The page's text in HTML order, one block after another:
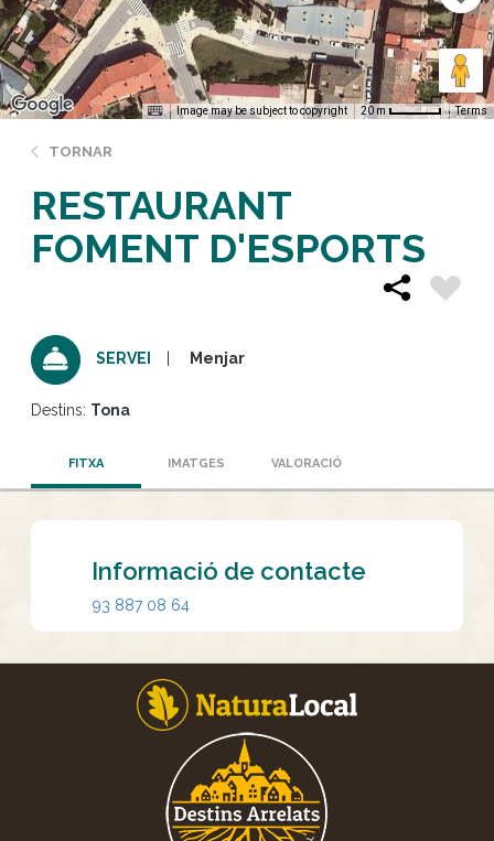
Image may be subject to copyright 20 m Terms
TORNAR
RESTAURANT
FOMENT D'ESPORTS
SERVEI Menjar
Destins: Tona
FITXA IMATGES VALORACIÓ
Informació de contacte
93 887 08 64